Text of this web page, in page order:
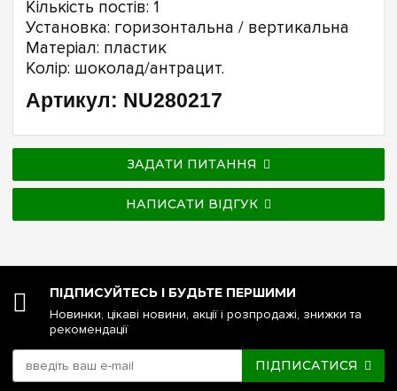
Кількість постів: 1
Установка: горизонтальна / вертикальна
Матеріал: пластик
Колір: шоколад/антрацит.
Артикул: NU280217
ЗАДАТИ ПИТАННЯ
НАПИСАТИ ВІДГУК
ПІДПИСУЙТЕСЬ І БУДЬТЕ ПЕРШИМИ
Новинки, цікаві новини, акції і розпродажі, знижки та
рекомендації
ПІДПИСАТИСЯ